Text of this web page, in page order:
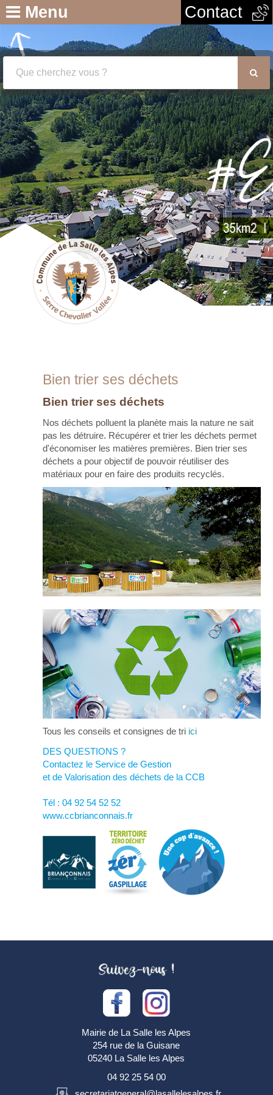
Contact
Menu
Bien trier ses déchets
Bien trier ses déchets
Nos déchets polluent la planète mais la nature ne sait
pas les détruire. Récupérer et trier les déchets permet
d'économiser les matières premières. Bien trier ses
déchets a pour objectif de pouvoir réutiliser des
matériaux pour en faire des produits recyclés.
Tous les conseils et consignes de tri ici
DES QUESTIONS ?
Contactez le Service de Gestion
et de Valorisation des déchets de la CCB
Tél : 04 92 54 52 52
www.ccbrianconnais.fr
Mairie de La Salle les Alpes
254 rue de la Guisane
05240 La Salle les Alpes
04 92 25 54 00